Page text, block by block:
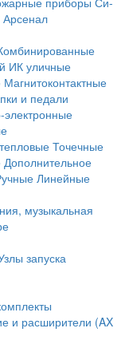
Арсенал
ИК уличные
Магнитоконтактные
и педали
Точечные
Дополнительное
Линейные
музыкальная
запуска
и расширители (AX